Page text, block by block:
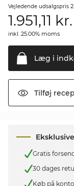
Vejledende udsalgspris
1.951,11 kr.
inkl. 25.00% moms
Læg i
Tilføj
Gratis
30 dages
Køb på konto